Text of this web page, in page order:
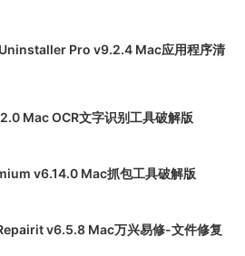
Pro v9.2.4 Mac应用程序清
Mac OCR文字识别工具破解版
v6.14.0 Mac抓包工具破解版
v6.5.8 Mac万兴易修-文件修复